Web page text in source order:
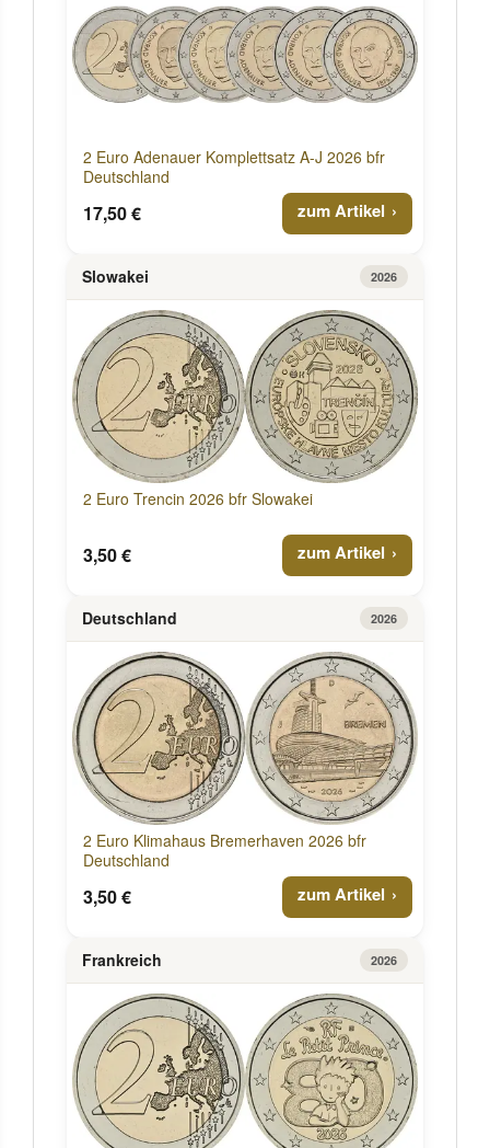
2 Euro Adenauer Komplettsatz A-J 2026 bfr
Deutschland
17,50 € zum Artikel
Slowakei 2026
2 Euro Trencin 2026 bfr Slowakei
3,50 € zum Artikel
Deutschland 2026
2 Euro Klimahaus Bremerhaven 2026 bfr
Deutschland
3,50 € zum Artikel
Frankreich 2026